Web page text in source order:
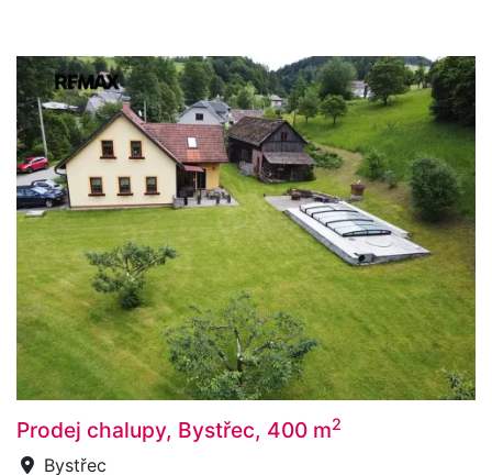
Prodej chalupy, Bystřec, 400 m2
Bystřec